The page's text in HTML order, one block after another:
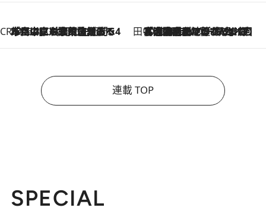
CREA'S CHOICE
2026.8.7
「立川にも歌舞伎があるんだよ」 片岡仁左衛門・市川中車ら豪華座組みで4年目の立川立飛歌舞伎へ 田中稲の勝手に再ブーム
2026.8.7
「湘南乃風に憧れて」観客大盛上がりの“タオル回し”に、ラッパー顔負けの高速歌唱まで…さだまさし（74）のアグレッシブすぎる現在地
連載 TOP
SPECIAL